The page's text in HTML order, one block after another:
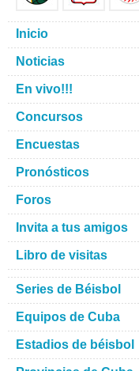
Inicio
Noticias
En vivo!!!
Concursos
Encuestas
Pronósticos
Foros
Invita a tus amigos
Libro de visitas
Series de Béisbol
Equipos de Cuba
Estadios de béisbol